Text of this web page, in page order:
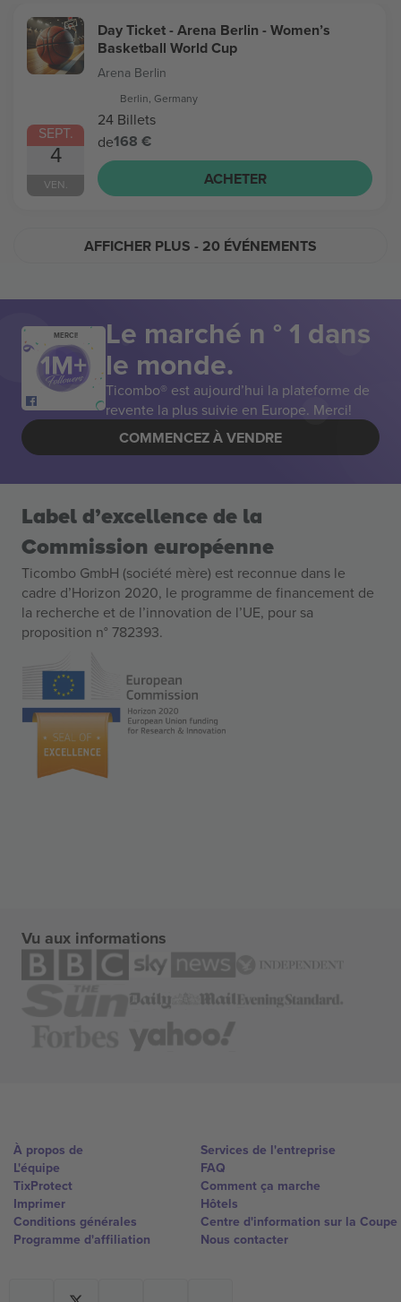
SEPT.
4
VEN.
Day Ticket - Arena Berlin - Women’s
Basketball World Cup
Arena Berlin
Berlin, Germany
24 Billets
de168 €
ACHETER
AFFICHER PLUS - 20 ÉVÉNEMENTS
MERCI! Le marché n ° 1 dans
le monde.
Ticombo® est aujourd’hui la plateforme de
revente la plus suivie en Europe. Merci!
COMMENCEZ À VENDRE
Label d’excellence de la
Commission européenne
Ticombo GmbH (société mère) est reconnue dans le
cadre d’Horizon 2020, le programme de financement de
la recherche et de l’innovation de l’UE, pour sa
proposition n° 782393.
Vu aux informations
À propos de
L'équipe
TixProtect
Imprimer
Conditions générales
Programme d'affiliation
Services de l'entreprise
FAQ
Comment ça marche
Hôtels
Centre d'information sur la Coupe
Nous contacter